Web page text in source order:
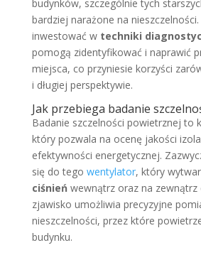
budynków, szczególnie tych
bardziej narażone na
inwestować w techniki
pomogą zidentyfikować i naprawić
miejsca, co przyniesie korzyści
i długiej perspektywie.
Jak przebiega badanie
Badanie szczelności powietrznej to
który pozwala na ocenę jakości
efektywności energetycznej.
się do tego wentylator, który
ciśnieńwewnątrz oraz na zewnątrz
zjawisko umożliwia precyzyjne
nieszczelności, przez które
budynku.